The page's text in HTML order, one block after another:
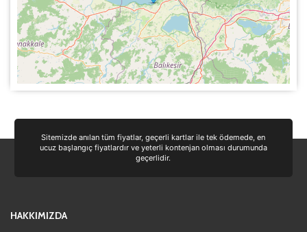
Sitemizde anılan tüm fiyatlar, geçerli kartlar ile tek ödemede, en
ucuz başlangıç fiyatlardır ve yeterli kontenjan olması durumunda
geçerlidir.
HAKKIMIZDA